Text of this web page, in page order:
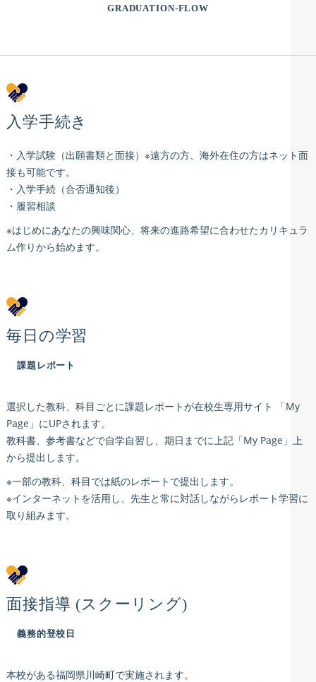
GRADUATION-FLOW
入学手続き
・入学試験（出願書類と面接）※遠方の方、海外在住の方はネット面
接も可能です。
・入学手続（合否通知後）
・履習相談
※はじめにあなたの興味関心、将来の進路希望に合わせたカリキュラ
ム作りから始めます。
毎日の学習
課題レポート
選択した教科、科目ごとに課題レポートが在校生専用サイト 「My
Page」にUPされます。
教科書、参考書などで自学自習し、期日までに上記「My Page」上
から提出します。
※一部の教科、科目では紙のレポートで提出します。
※インターネットを活用し、先生と常に対話しながらレポート学習に
取り組みます。
面接指導 (スクーリング)
義務的登校日
本校がある福岡県川崎町で実施されます。